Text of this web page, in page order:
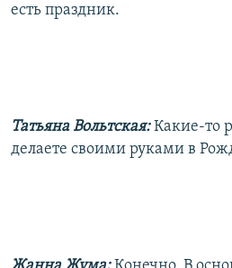
есть праздник.
Татьяна Вольтская:Какие-то
делаете своими руками в